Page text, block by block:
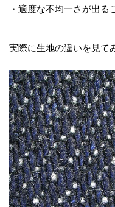
・適度な不均一さが出る
実際に生地の違いを見て